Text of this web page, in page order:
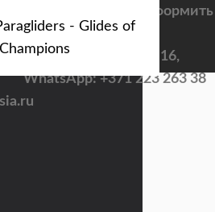
Задать вопросы и оформить
заказ
Viber: +7 922 195 36 16,
WhatsApp: +371 223 263 38